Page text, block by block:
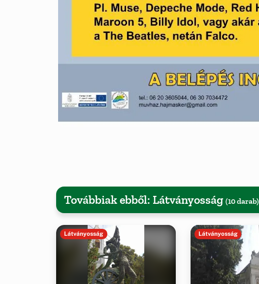
Továbbiak ebből: Látványosság (10 darab)
Látványosság Látványosság